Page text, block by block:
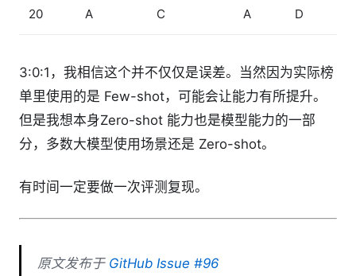
20 A C A D
3:0:1，我相信这个并不仅仅是误差。当然因为实际榜
单里使用的是 Few-shot，可能会让能力有所提升。
但是我想本身Zero-shot 能力也是模型能力的一部
分，多数大模型使用场景还是 Zero-shot。
有时间一定要做一次评测复现。
原文发布于 GitHub Issue #96